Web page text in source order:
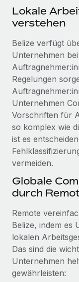
Globale
Geräten
Gründung von
Schnelle,
Mobilität und
Mühelose
Benefits
Mühelose
Mehr
Strategische
Reverse Tech
Reverse Tech auf
Wellness-Startup
Mehr erfahren
EOR und PEO
Steuern
Den Blog
BLOG
Neues zu
Gusto und
Plus
Auch im neuen
Mehr
Wie Phiture
mit Remote
Phiture ist der
Lokale
verstehen
Belize verfügt
Unternehmen
Regelungen
Unternehmen
Vorschriften für
so komplex wie
ist es
vermeiden.
Globale
durch
Remote
Belize, indem es
lokalen
Das sind die
Unternehmen
gewährleisten: